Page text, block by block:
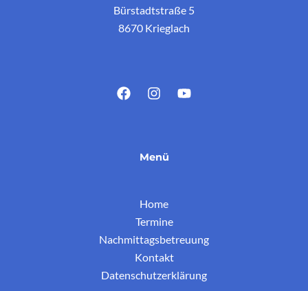
Bürstadtstraße 5
8670 Krieglach
Menü
Home
Termine
Nachmittagsbetreuung
Kontakt
Datenschutzerklärung